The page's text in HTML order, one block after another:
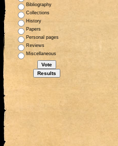
Bibliography
Collections
History
Papers
Personal pages
Reviews
Miscellaneous